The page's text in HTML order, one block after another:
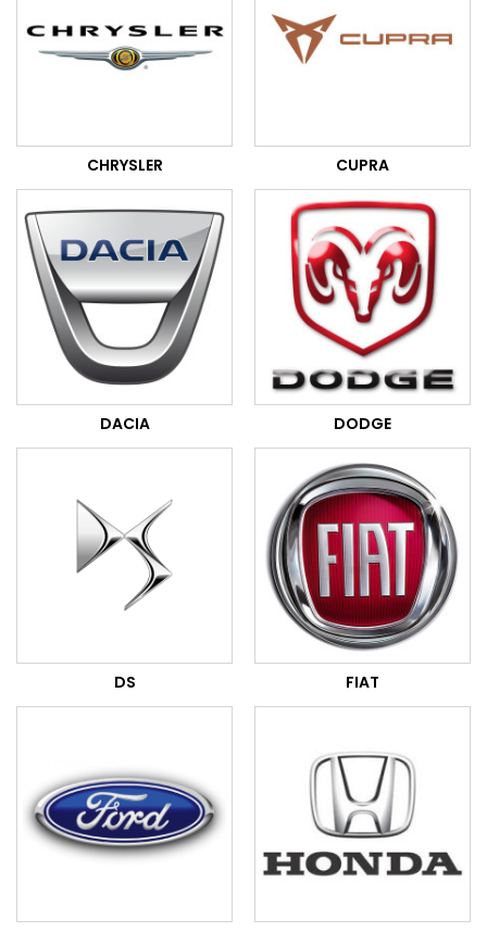
CHRYSLER CUPRA
DACIA DODGE
DS FIAT